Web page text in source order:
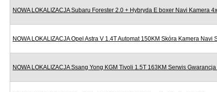
NOWA LOKALIZACJA Subaru Forester 2.0 + Hybryda E boxer Navi Kamera
NOWA LOKALIZACJA Opel Astra V 1.4T Automat 150KM Skóra Kamera Navi
NOWA LOKALIZACJA Ssang Yong KGM Tivoli 1.5T 163KM Serwis